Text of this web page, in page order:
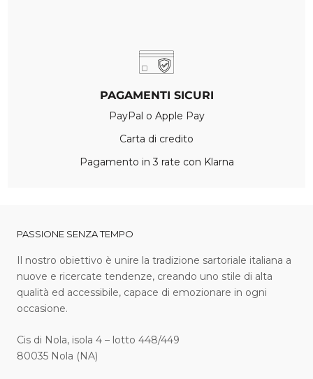
PAGAMENTI SICURI
PayPal o Apple Pay
Carta di credito
Pagamento in 3 rate con Klarna
PASSIONE SENZA TEMPO
I l nostro obiettivo è unire la tradizione sartoriale italiana a
nuove e ricercate tendenze, creando uno stile di alta
qualità ed accessibile, capace di emozionare in ogni
occasione.
Cis di Nola, isola 4 – lotto 448/449
80035 Nola (NA)